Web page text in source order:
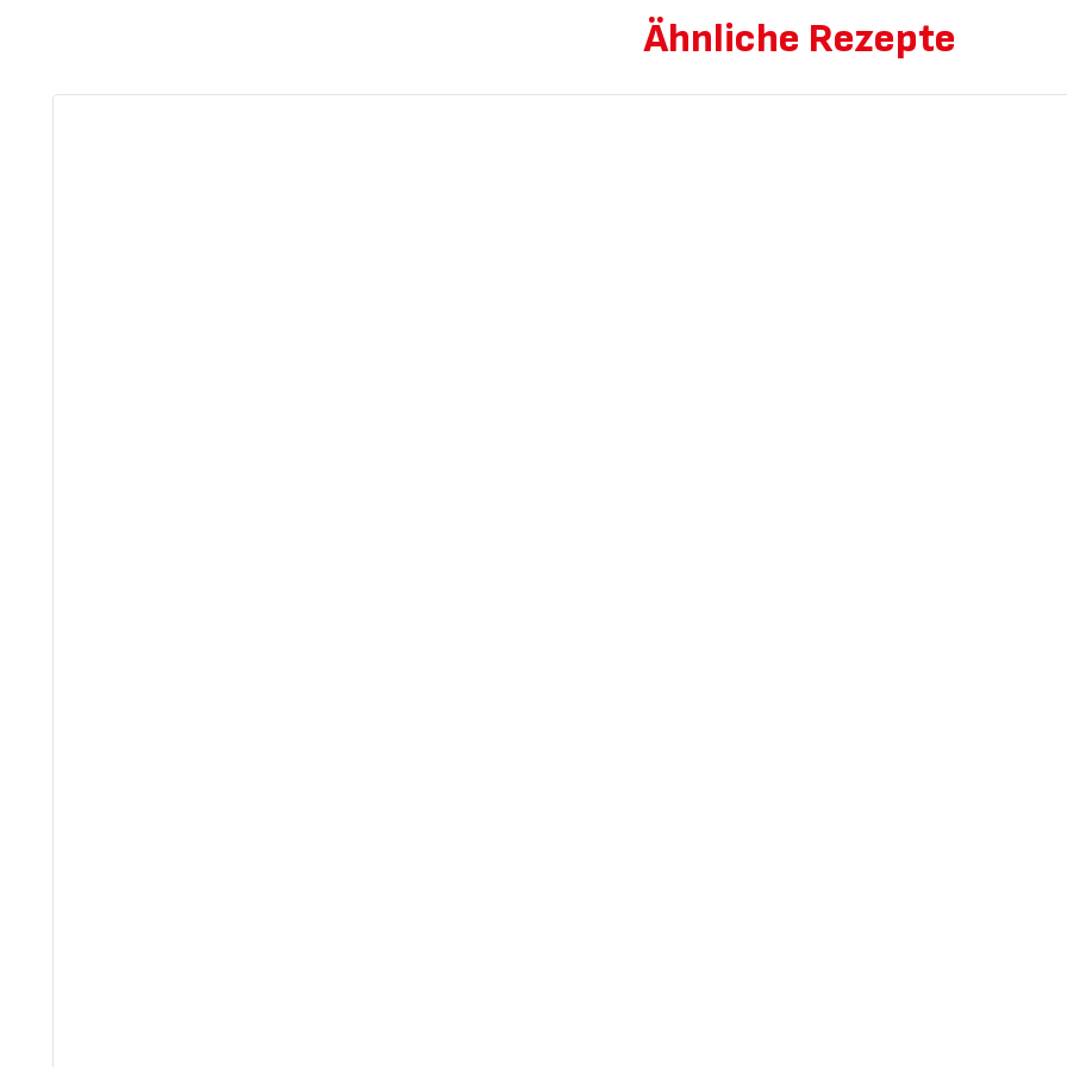
Ähnliche Rezepte